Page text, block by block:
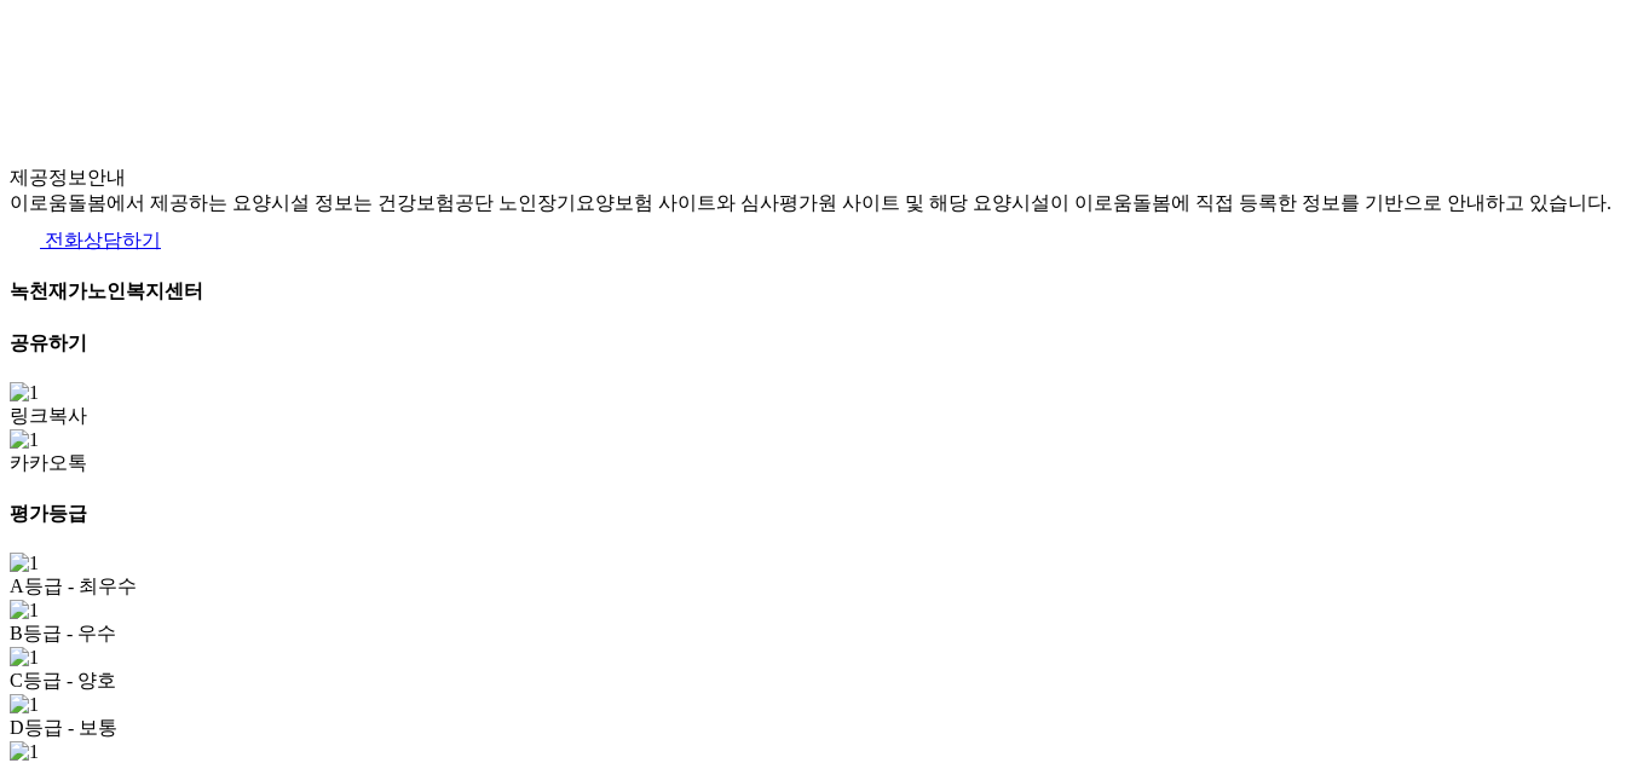
제공정보안내
이로움돌봄에서 제공하는 요양시설 정보는 건강보험공단 노인장기요양보험 사이트와 심사평가원 사이트 및 해당 요양시설이 이로움돌봄에 직접 등록한 정보를 기반으로 안내하고 있습니다.
전화상담하기
녹천재가노인복지센터
공유하기
링크복사
카카오톡
평가등급
A등급 - 최우수
B등급 - 우수
C등급 - 양호
D등급 - 보통